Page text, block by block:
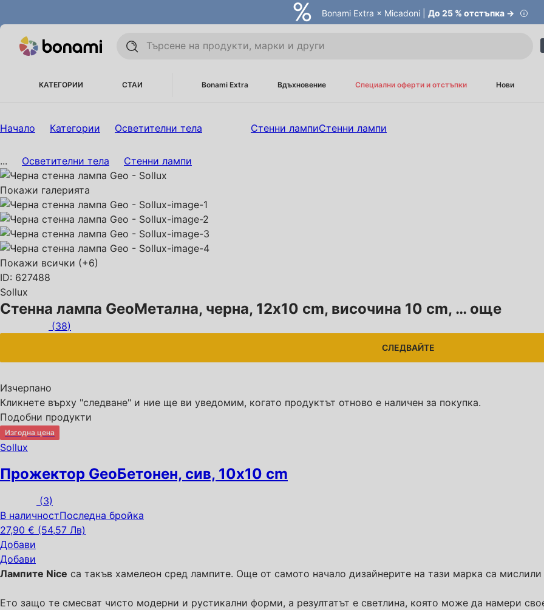
Bonami Extra × Micadoni | До 25 % отстъпка →
КАТЕГОРИИ СТАИ Bonami Extra Вдъхновение Специални оферти и отстъпки Нови
Начало Категории Осветителни тела Стенни лампиСтенни лампи
... Осветителни тела Стенни лампи
Покажи галерията
Покажи всички (+6)
ID: 627488
Sollux
Стенна лампа GeoМетална, черна, 12x10 cm, височина 10 cm, … още
(38)
СЛЕДВАЙТЕ
Изчерпанo
Кликнете върху "следване" и ние ще ви уведомим, когато продуктът отново е наличен за покупка.
Подобни продукти
Изгодна цена
Sollux
Прожектор GeoБетонен, сив, 10x10 cm
(3)
В наличностПоследна бройка
27,90 € (54,57 Лв)
Добави
Добави
Лампите Nice са такъв хамелеон сред лампите. Още от самото начало дизайнерите на тази марка са
Ето защо те смесват чисто модерни и рустикални форми, а резултатът е светлина, която може да намери